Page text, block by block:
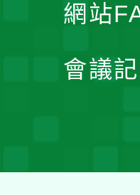
網站
會議